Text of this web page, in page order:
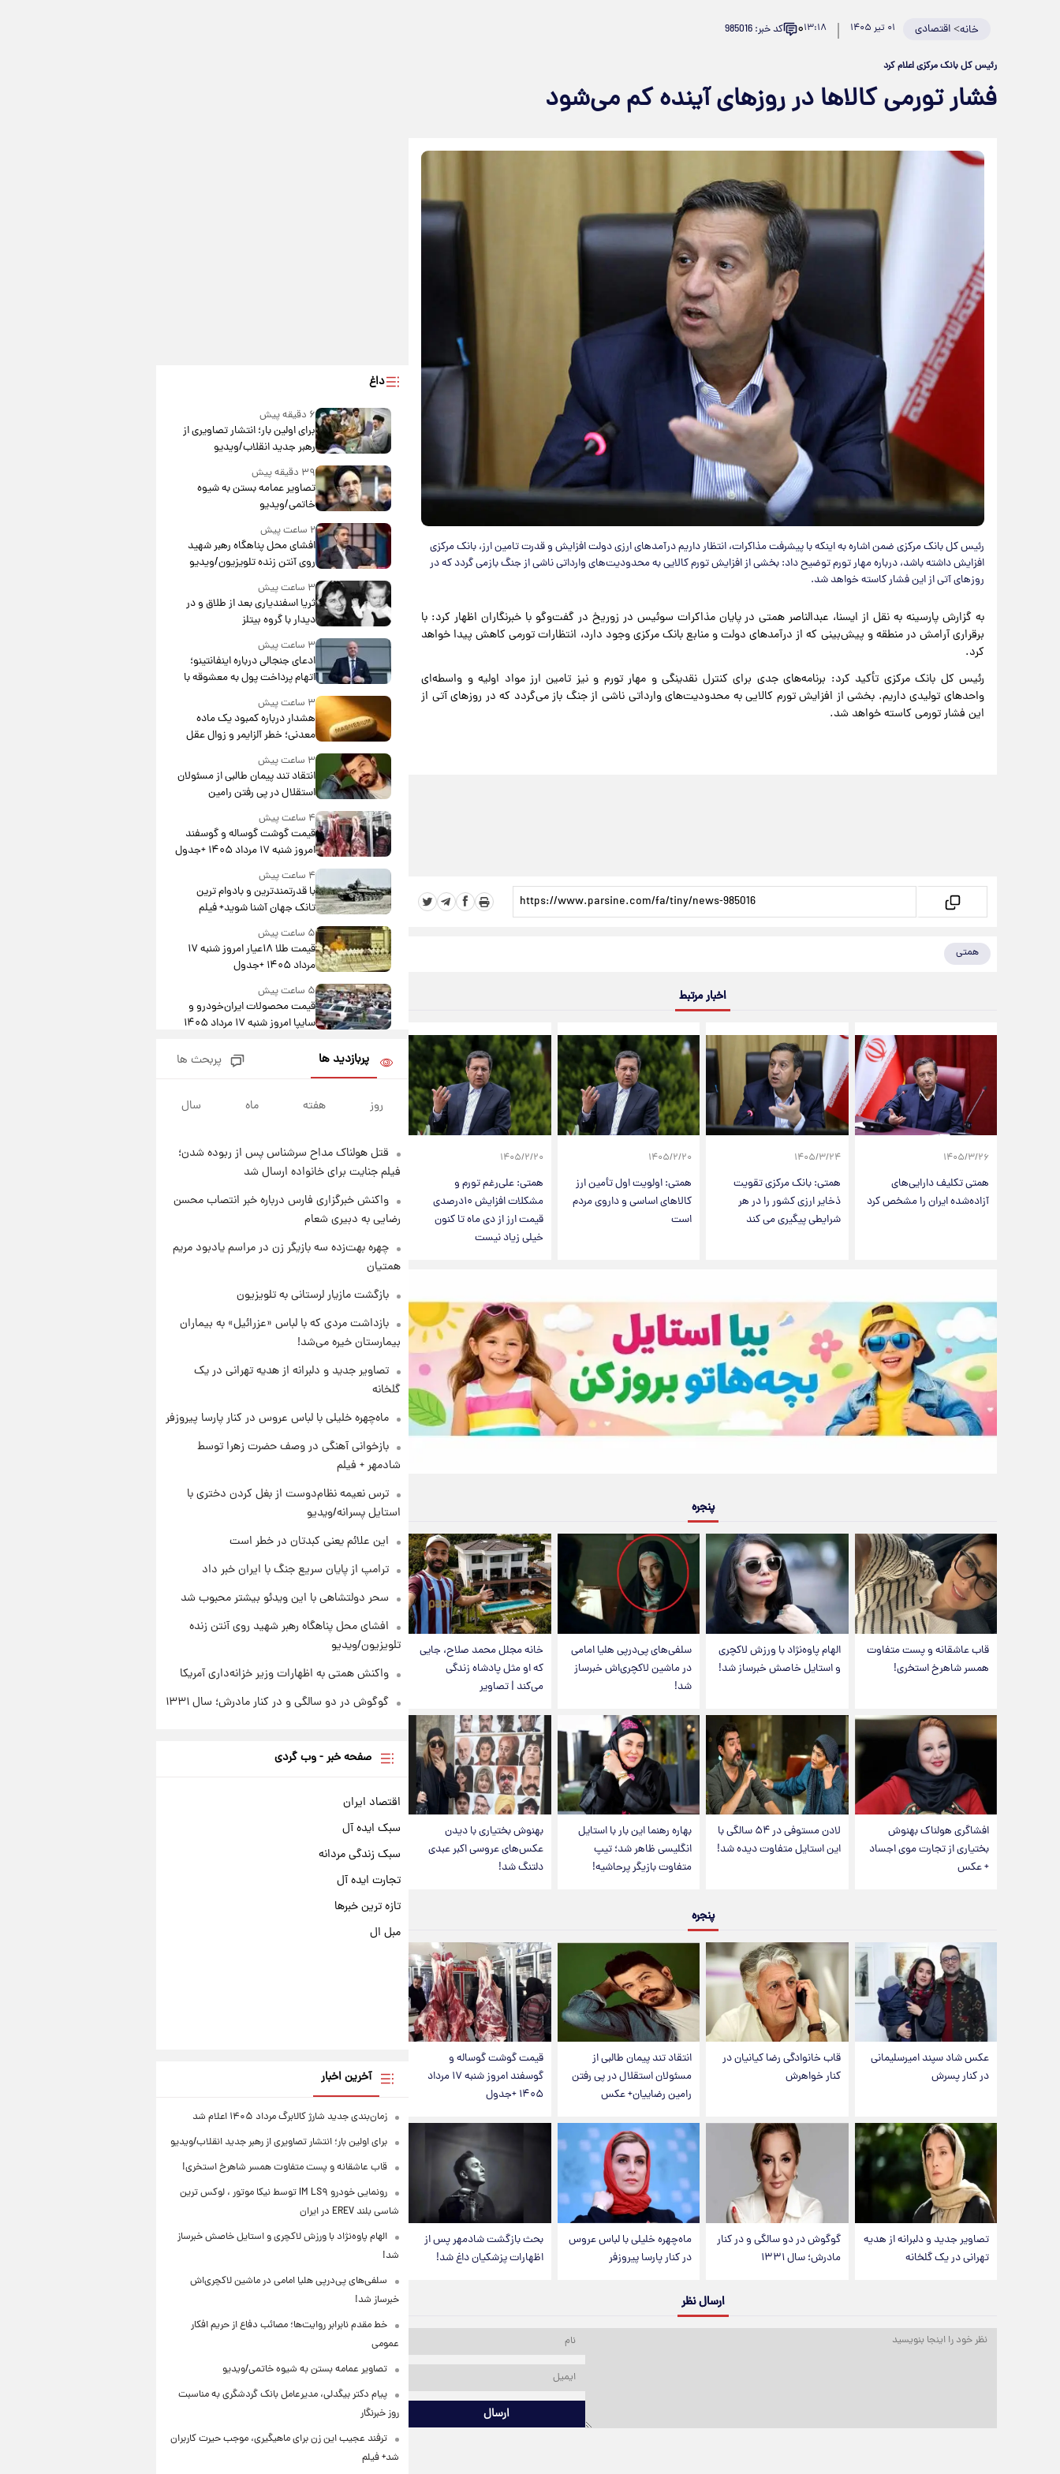
خانه>اقتصادی ۰۱ تیر ۱۴۰۵ ۱۳:۱۸۰ کد خبر: 985016
رئیس کل بانک مرکزی اعلام کرد
فشار تورمی کالاها در روزهای آینده کم می‌شود
رئیس کل بانک مرکزی ضمن اشاره به اینکه با پیشرفت مذاکرات، انتظار داریم درآمدهای ارزی دولت افزایش و قدرت تامین ارز، بانک مرکزی
افزایش داشته باشد، درباره مهار تورم توضیح داد: بخشی از افزایش تورم کالایی به محدودیت‌های وارداتی ناشی از جنگ بازمی گردد که در
روزهای آتی از این فشار کاسته خواهد شد.
به گزارش پارسینه به نقل از ایسنا، عبدالناصر همتی در پایان مذاکرات سوئیس در زوریخ در گفت‌وگو با خبرنگاران اظهار کرد: با
برقراری آرامش در منطقه و پیش‌بینی که از درآمدهای دولت و منابع بانک مرکزی وجود دارد، انتظارات تورمی کاهش پیدا خواهد
کرد.
رئیس کل بانک مرکزی تأکید کرد: برنامه‌های جدی برای کنترل نقدینگی و مهار تورم و نیز تامین ارز مواد اولیه و واسطه‌ای
واحدهای تولیدی داریم. بخشی از افزایش تورم کالایی به محدودیت‌های وارداتی ناشی از جنگ باز می‌گردد که در روزهای آتی از
این فشار تورمی کاسته خواهد شد.
همتی
اخبار مرتبط
۱۴۰۵/۳/۲۶
همتی تکلیف دارایی‌های
آزاده‌شده ایران را مشخص کرد
۱۴۰۵/۳/۲۴
همتی: بانک مرکزی تقویت
ذخایر ارزی کشور را در هر
شرایطی پیگیری می کند
۱۴۰۵/۲/۲۰
همتی: اولویت اول تأمین ارز
کالاهای اساسی و داروی مردم
است
۱۴۰۵/۲/۲۰
همتی: علی‌رغم تورم و
مشکلات افزایش ۱۰درصدی
قیمت ارز از دی ماه تا کنون
خیلی زیاد نیست
پنجره
قاب عاشقانه و پست متفاوت
همسر شاهرخ استخری!
الهام پاوه‌نژاد با ورزش لاکچری
و استایل خاصش خبرساز شد!
سلفی‌های پی‌درپی هلیا امامی
در ماشین لاکچری‌اش خبرساز
شد!
خانه مجلل محمد صلاح، جایی
که او مثل پادشاه زندگی
می‌کند | تصاویر
افشاگری هولناک بهنوش
بختیاری از تجارت موی اجساد
+ عکس
لادن مستوفی در ۵۴ سالگی با
این استایل متفاوت دیده شد!
بهاره رهنما این بار با استایل
انگلیسی ظاهر شد؛ تیپ
متفاوت بازیگر پرحاشیه!
بهنوش بختیاری با دیدن
عکس‌های عروسی اکبر عبدی
دلتنگ شد!
پنجره
عکس شاد سپند امیرسلیمانی
در کنار پسرش
قاب خانوادگی رضا کیانیان در
کنار خواهرش
انتقاد تند پیمان طالبی از
مسئولان استقلال در پی رفتن
رامین رضاییان+ عکس
قیمت گوشت گوساله و
گوسفند امروز شنبه ۱۷ مرداد
۱۴۰۵ +جدول
تصاویر جدید و دلبرانه از هدیه
تهرانی در یک گلخانه
گوگوش در دو سالگی و در کنار
مادرش؛ سال ۱۳۳۱
ماه‌چهره خلیلی با لباس عروس
در کنار پارسا پیروزفر
بحث بازگشت شادمهر پس از
اظهارات پزشکیان داغ شد!
ارسال نظر
ارسال
داغ
۶ دقیقه پیش
برای اولین بار؛ انتشار تصاویری از
رهبر جدید انقلاب/ویدیو
۳۹ دقیقه پیش
تصاویر عمامه بستن به شیوه
خاتمی/ویدیو
۲ ساعت پیش
افشای محل پناهگاه‌ رهبر شهید
روی آنتن زنده تلویزیون/ویدیو
۳ ساعت پیش
ثریا اسفندیاری بعد از طلاق و در
دیدار با گروه بیتلز
۳ ساعت پیش
ادعای جنجالی درباره اینفانتینو؛
اتهام پرداخت پول به معشوقه با
۳ ساعت پیش
هشدار درباره کمبود یک ماده
معدنی؛ خطر آلزایمر و زوال عقل
۳ ساعت پیش
انتقاد تند پیمان طالبی از مسئولان
استقلال در پی رفتن رامین
رضاییان+ عکس
۴ ساعت پیش
قیمت گوشت گوساله و گوسفند
امروز شنبه ۱۷ مرداد ۱۴۰۵ +جدول
۴ ساعت پیش
با قدرتمندترین و بادوام ترین
تانک جهان آشنا شوید+ فیلم
۵ ساعت پیش
قیمت طلا ۱۸عیار امروز شنبه ۱۷
مرداد ۱۴۰۵ +جدول
۵ ساعت پیش
قیمت محصولات ایران‌خودرو و
سایپا امروز شنبه ۱۷ مرداد ۱۴۰۵
یک پیش ‌بینی مهم برای قیمت
۱۹ ساعت پیش
۱ روز پیش
تصاویر کمتر دیده‌شده از شهیدان
حاجی‌زاده و باقری؛ فرماندهان
شهید هوافضای ایران
۱ روز پیش
قیمت خودروهای سایپا تغییر کرد؛
لیست قیمت جمعه ۱۶ مرداد
پربازدید ها پربحث ها
روز هفته ماه سال
قتل هولناک مداح سرشناس پس از ربوده شدن؛
فیلم جنایت برای خانواده ارسال شد
واکنش خبرگزاری فارس درباره خبر انتصاب محسن
رضایی به دبیری شعام
چهره بهت‌زده سه بازیگر زن در مراسم یادبود مریم
همتیان
بازگشت مازیار لرستانی به تلویزیون
بازداشت مردی که با لباس «عزرائیل» به بیماران
بیمارستان خیره می‌شد!
تصاویر جدید و دلبرانه از هدیه تهرانی در یک
گلخانه
ماه‌چهره خلیلی با لباس عروس در کنار پارسا پیروزفر
بازخوانی آهنگی در وصف حضرت زهرا توسط
شادمهر + فیلم
ترس نعیمه نظام‌دوست از بغل کردن دختری با
استایل پسرانه/ویدیو
این علائم یعنی کبدتان در خطر است
ترامپ از پایان سریع جنگ با ایران خبر داد
سحر دولتشاهی با این ویدئو بیشتر محبوب شد
افشای محل پناهگاه‌ رهبر شهید روی آنتن زنده
تلویزیون/ویدیو
واکنش همتی به اظهارات وزیر خزانه‌داری آمریکا
گوگوش در دو سالگی و در کنار مادرش؛ سال ۱۳۳۱
صفحه خبر - وب گردی
اقتصاد ایران
سبک ایده آل
سبک زندگی مردانه
تجارت ایده آل
تازه ترین خبرها
مبل ال
آخرین اخبار
زمان‌بندی جدید شارژ کالابرگ مرداد ۱۴۰۵ اعلام شد
برای اولین بار؛ انتشار تصاویری از رهبر جدید انقلاب/ویدیو
قاب عاشقانه و پست متفاوت همسر شاهرخ استخری!
رونمایی خودرو IM LS۹ توسط نیکا موتور ، لوکس ترین
شاسی بلند EREV در ایران
الهام پاوه‌نژاد با ورزش لاکچری و استایل خاصش خبرساز
شد!
سلفی‌های پی‌درپی هلیا امامی در ماشین لاکچری‌اش
خبرساز شد!
خط مقدم نابرابر روایت‌ها؛ مصائب دفاع از حریم افکار
عمومی
تصاویر عمامه بستن به شیوه خاتمی/ویدیو
پیام دکتر بیگدلی، مدیرعامل بانک گردشگری به مناسبت
روز خبرنگار
ترفند عجیب این زن برای ماهیگیری، موجب حیرت کاربران
شد+ فیلم